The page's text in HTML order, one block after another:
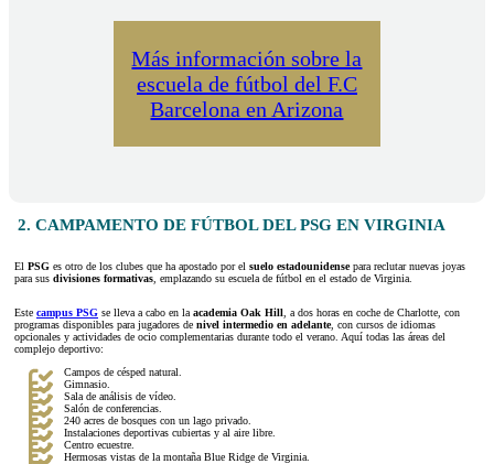
Más información sobre la
escuela de fútbol del F.C
Barcelona en Arizona
2. CAMPAMENTO DE FÚTBOL DEL PSG EN VIRGINIA
El PSG es otro de los clubes que ha apostado por el suelo estadounidensepara reclutar nuevas joyas
para sus divisiones formativas , emplazando su escuela de fútbol en el estado de Virginia.
Este campus PSG se lleva a cabo en la academia Oak Hill , a dos horas en coche de Charlotte, con
programas disponibles para jugadores de nivel intermedio en adelante, con cursos de idiomas
opcionales y actividades de ocio complementarias durante todo el verano. Aquí todas las áreas del
complejo deportivo:
Campos de césped natural.
Gimnasio.
Sala de análisis de vídeo.
Salón de conferencias.
240 acres de bosques con un lago privado.
Instalaciones deportivas cubiertas y al aire libre.
Centro ecuestre.
Hermosas vistas de la montaña Blue Ridge de Virginia.